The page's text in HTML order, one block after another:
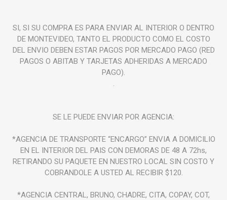
SI, SI SU COMPRA ES PARA ENVIAR AL INTERIOR O DENTRO
DE MONTEVIDEO, TANTO EL PRODUCTO COMO EL COSTO
DEL ENVIO DEBEN ESTAR PAGOS POR MERCADO PAGO (RED
PAGOS O ABITAB Y TARJETAS ADHERIDAS A MERCADO
PAGO).
.
SE LE PUEDE ENVIAR POR AGENCIA:
*AGENCIA DE TRANSPORTE “ENCARGO” ENVIA A DOMICILIO
EN EL INTERIOR DEL PAIS CON DEMORAS DE 48 A 72hs,
RETIRANDO SU PAQUETE EN NUESTRO LOCAL SIN COSTO Y
COBRANDOLE A USTED AL RECIBIR $120.
*AGENCIA CENTRAL, BRUNO, CHADRE, CITA, COPAY, COT,